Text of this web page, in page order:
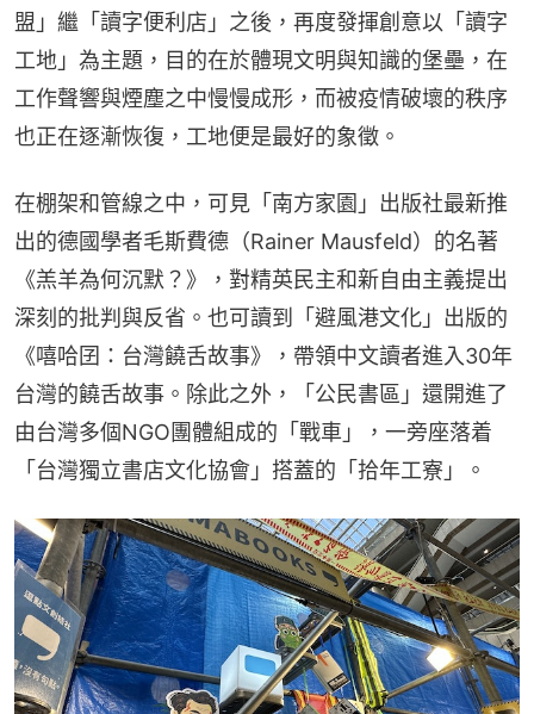
盟」繼「讀字便利店」之後，再度發揮創意以「讀字
工地」為主題，目的在於體現文明與知識的堡壘，在
工作聲響與煙塵之中慢慢成形，而被疫情破壞的秩序
也正在逐漸恢復，工地便是最好的象徵。
在棚架和管線之中，可見「南方家園」出版社最新推
出的德國學者毛斯費德（Rainer Mausfeld）的名著
《羔羊為何沉默？》，對精英民主和新自由主義提出
深刻的批判與反省。也可讀到「避風港文化」出版的
《嘻哈囝：台灣饒舌故事》，帶領中文讀者進入30年
台灣的饒舌故事。除此之外，「公民書區」還開進了
由台灣多個NGO團體組成的「戰車」，一旁座落着
「台灣獨立書店文化協會」搭蓋的「拾年工寮」。